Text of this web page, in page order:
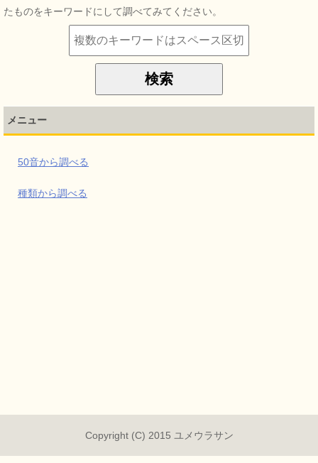
たものをキーワードにして調べてみてください。
メニュー
50音から調べる
種類から調べる
Copyright (C) 2015 ユメウラサン